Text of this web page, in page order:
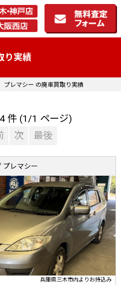
り実績
プレマシー の廃車買取り実績
件 (1/1 ページ)
次 最後
プレマシー
兵庫県三木市内よりお持込み